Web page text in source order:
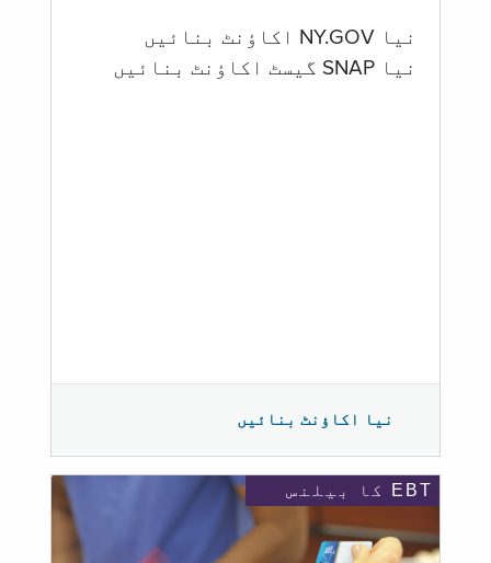
نیا NY.GOV اکاؤنٹ بنائیں
نیا SNAP گیسٹ اکاؤنٹ بنائیں
نیا اکاؤنٹ بنائیں
EBT کا بیلنس